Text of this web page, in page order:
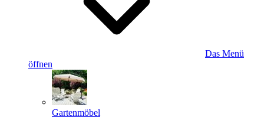
Das Menü
öffnen
Gartenmöbel